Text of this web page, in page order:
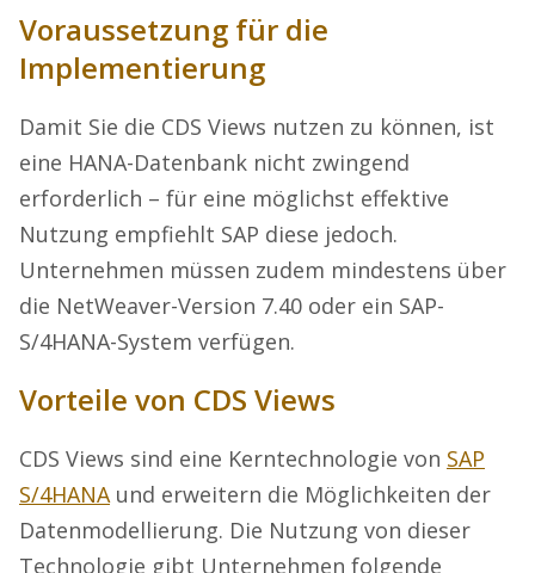
Voraussetzung für die
Implementierung
Damit Sie die CDS Views nutzen zu können, ist
eine HANA-Datenbank nicht zwingend
erforderlich – für eine möglichst effektive
Nutzung empfiehlt SAP diese jedoch.
Unternehmen müssen zudem mindestens über
die NetWeaver-Version 7.40 oder ein SAP-
S/4HANA-System verfügen.
Vorteile von CDS Views
CDS Views sind eine Kerntechnologie von SAP
S/4HANAund erweitern die Möglichkeiten der
Datenmodellierung. Die Nutzung von dieser
Technologie gibt Unternehmen folgende